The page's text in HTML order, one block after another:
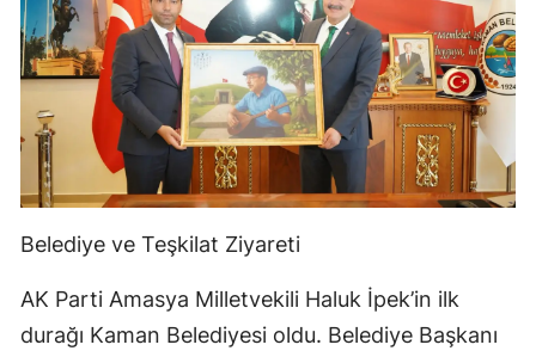
Belediye ve Teşkilat Ziyareti
AK Parti Amasya Milletvekili Haluk İpek’in ilk
durağı Kaman Belediyesi oldu. Belediye Başkanı